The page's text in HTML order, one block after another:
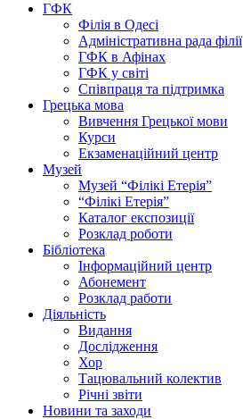
ГФК
Філія в Одесі
Адміністративна рада філії
ГФК в Афінах
ГФК у світі
Співпраця та підтримка
Грецька мова
Вивчення Грецької мови
Курси
Екзаменаційний центр
Музей
Музей “Філікі Етерія”
“Філікі Етерія”
Каталог експозиції
Розклад роботи
Бібліотека
Інформаційний центр
Абонемент
Розклад работи
Діяльність
Видання
Дослідження
Хор
Тацювальний колектив
Річні звіти
Новини та заходи